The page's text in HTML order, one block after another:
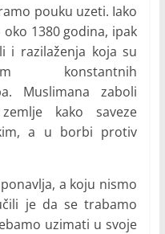
pouku uzeti. Iako
1380 godina, ipak
i razilaženja koja su
konstantnih
Muslimana zaboli
kako saveze
a u borbi protiv
a koju nismo
je da se trabamo
uzimati u svoje